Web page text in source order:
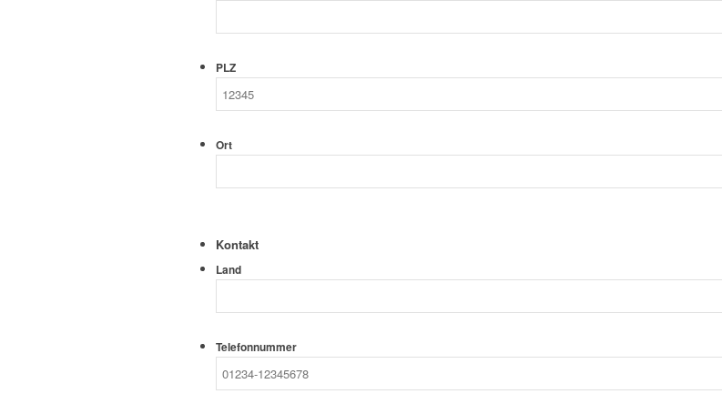
PLZ
Ort
Kontakt
Land
Telefonnummer